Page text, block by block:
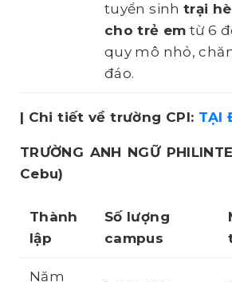
tuyển sinhtrại
cho trẻ em từ 6
quy mô nhỏ,
đáo.
| Chi tiết về trường CPI: TẠI
TRƯỜNG ANH NGỮ
Cebu)
Thành
lập
Số lượng
campus
Năm